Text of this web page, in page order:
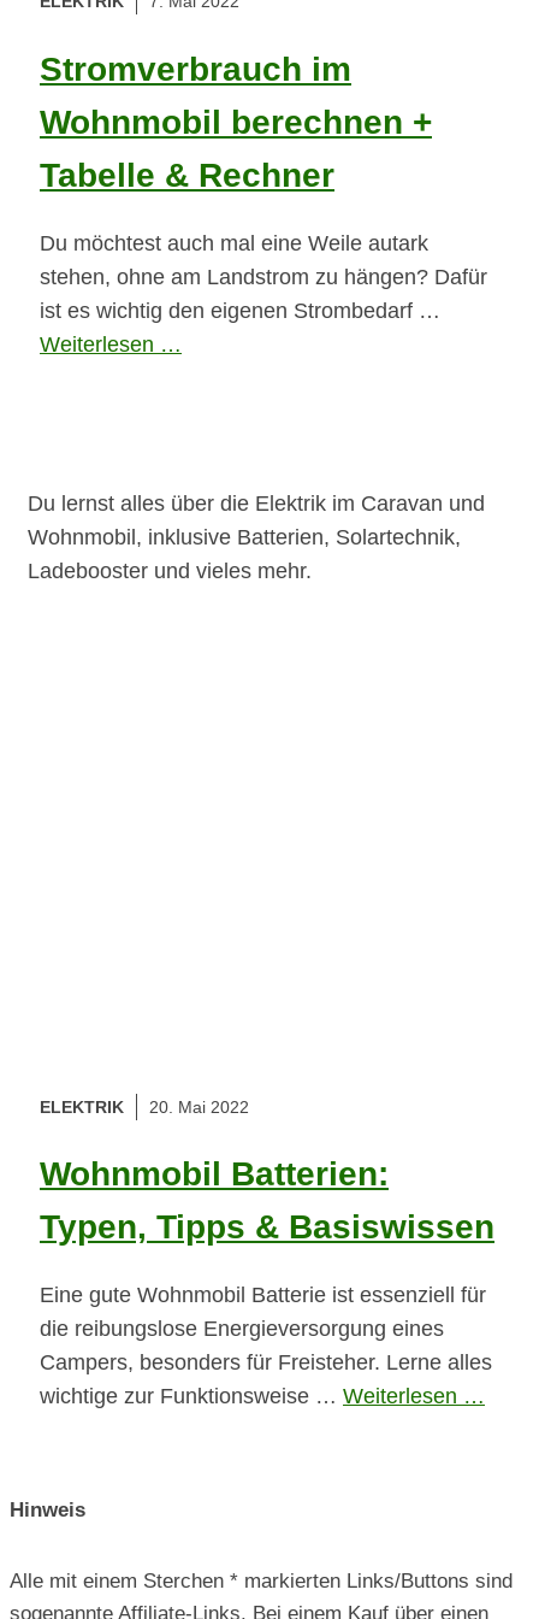
Stromverbrauch im
Wohnmobil berechnen +
Tabelle & Rechner
Du möchtest auch mal eine Weile autark
stehen, ohne am Landstrom zu hängen? Dafür
ist es wichtig den eigenen Strombedarf …
Weiterlesen …
Du lernst alles über die Elektrik im Caravan und
Wohnmobil, inklusive Batterien, Solartechnik,
Ladebooster und vieles mehr.
ELEKTRIK 20. Mai 2022
Wohnmobil Batterien:
Typen, Tipps & Basiswissen
Eine gute Wohnmobil Batterie ist essenziell für
die reibungslose Energieversorgung eines
Campers, besonders für Freisteher. Lerne alles
wichtige zur Funktionsweise … Weiterlesen …
Hinweis
Alle mit einem Sterchen * markierten Links/Buttons sind
sogenannte Affiliate-Links. Bei einem Kauf über einen